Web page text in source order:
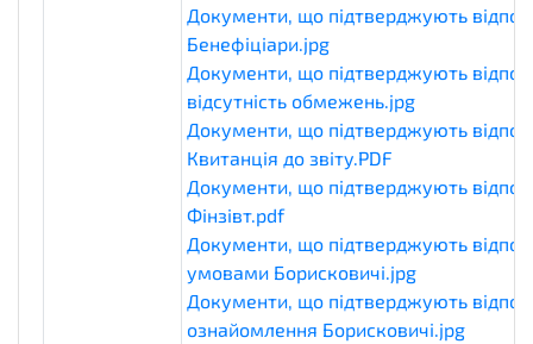
Документи, що підтверджують
Бенефіціари.jpg
Документи, що підтверджують
відсутність обмежень.jpg
Документи, що підтверджують
Квитанція до звіту.PDF
Документи, що підтверджують
Фінзівт.pdfeligibilityDocuments
Документи, що підтверджують
умовами Борисковичі.jpg
Документи, що підтверджують
ознайомлення Борисковичі.jpg